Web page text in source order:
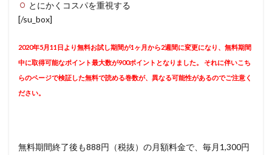
とにかくコスパを重視する
[/su_box]
2020年5月11日より無料お試し期間が1ヶ月から2週間に変更になり、無料期間
中に取得可能なポイント最大数が900ポイントとなりました。 それに伴いこち
らのページで検証した無料で読める巻数が、異なる可能性があるのでご注意く
ださい。
無料期間終了後も888円（税抜）の月額料金で、毎月1,300円